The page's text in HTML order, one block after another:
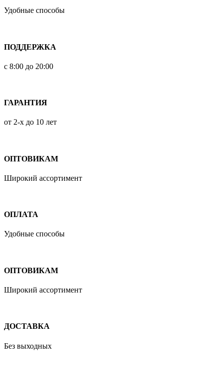
Удобные способы
ПОДДЕРЖКА
с 8:00 до 20:00
ГАРАНТИЯ
от 2-х до 10 лет
ОПТОВИКАМ
Широкий ассортимент
ОПЛАТА
Удобные способы
ОПТОВИКАМ
Широкий ассортимент
ДОСТАВКА
Без выходных